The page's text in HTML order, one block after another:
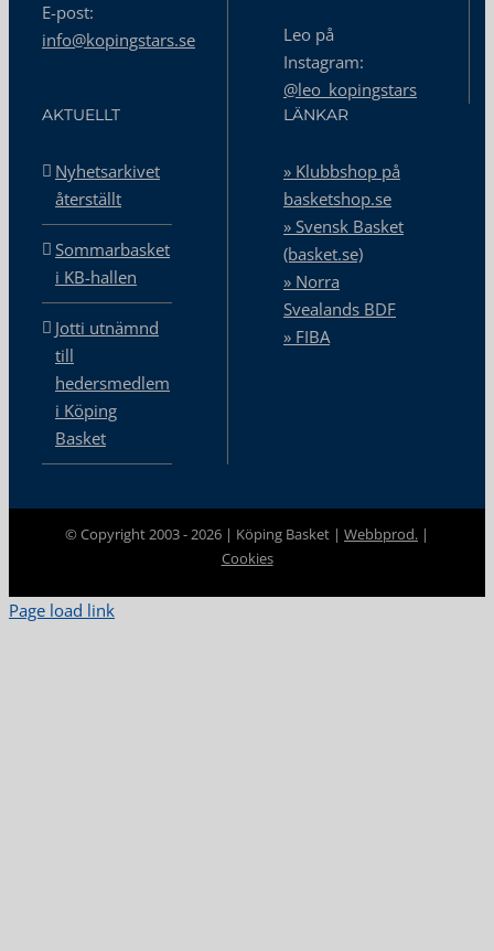
E-post:
info@kopingstars.se
Leo på
Instagram:
@leo_kopingstars
AKTUELLT
Nyhetsarkivet
återställt
Sommarbasket
i KB-hallen
Jotti utnämnd
till
hedersmedlem
i Köping
Basket
LÄNKAR
» Klubbshop på
basketshop.se
» Svensk Basket
(basket.se)
» Norra
Svealands BDF
» FIBA
© Copyright 2003 -2026 | Köping Basket | Webbprod. |
Cookies
Page load link